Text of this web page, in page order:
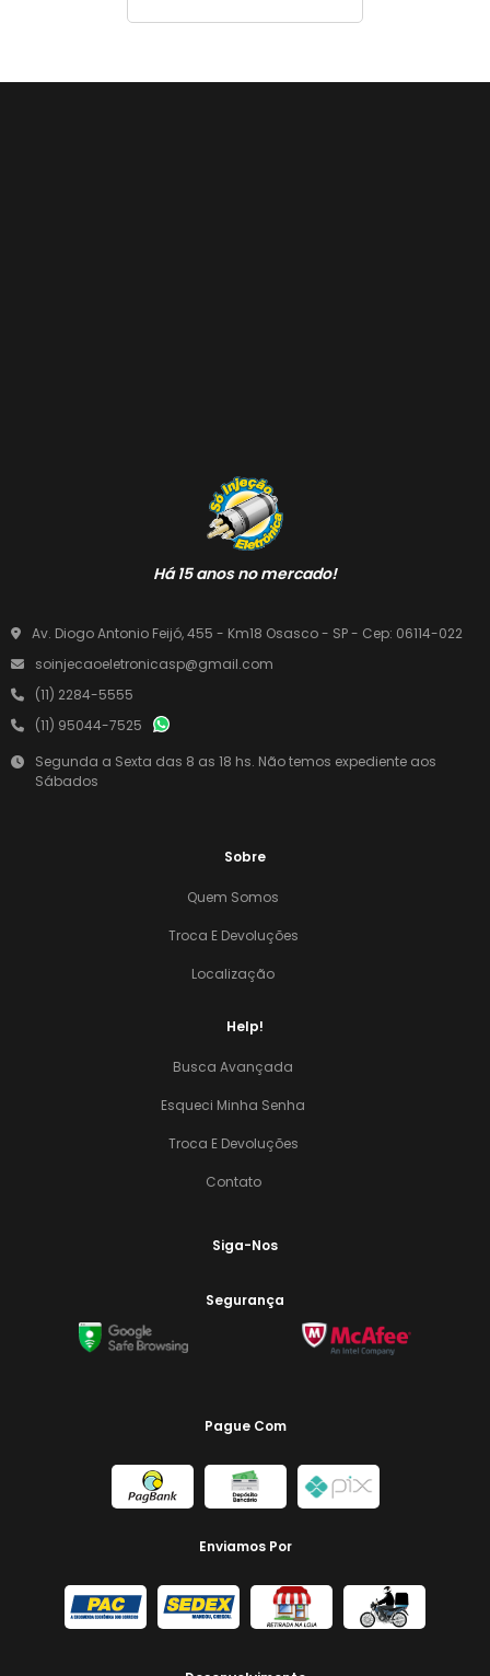
Há 15 anos no mercado!
Av. Diogo Antonio Feijó, 455 - Km18 Osasco - SP - Cep: 06114-022
soinjecaoeletronicasp@gmail.com
(11) 2284-5555
(11) 95044-7525
Segunda a Sexta das 8 as 18 hs. Não temos expediente aos
Sábados
Sobre
Quem Somos
Troca E Devoluções
Localização
Help!
Busca Avançada
Esqueci Minha Senha
Troca E Devoluções
Contato
Siga-Nos
Segurança
Pague Com
Enviamos Por